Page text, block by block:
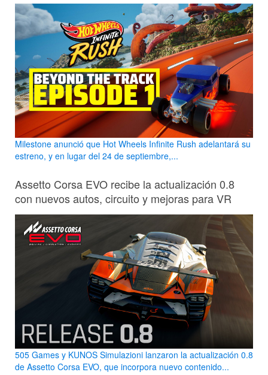
Milestone anunció que Hot Wheels Infinite Rush adelantará su
estreno, y en lugar del 24 de septiembre,...
Assetto Corsa EVO recibe la actualización 0.8
con nuevos autos, circuito y mejoras para VR
505 Games y KUNOS Simulazioni lanzaron la actualización 0.8
de Assetto Corsa EVO, que incorpora nuevo contenido...